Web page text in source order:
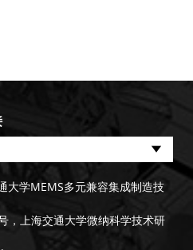
学MEMS多元兼容集成制造技
，上海交通大学微纳科学技术研